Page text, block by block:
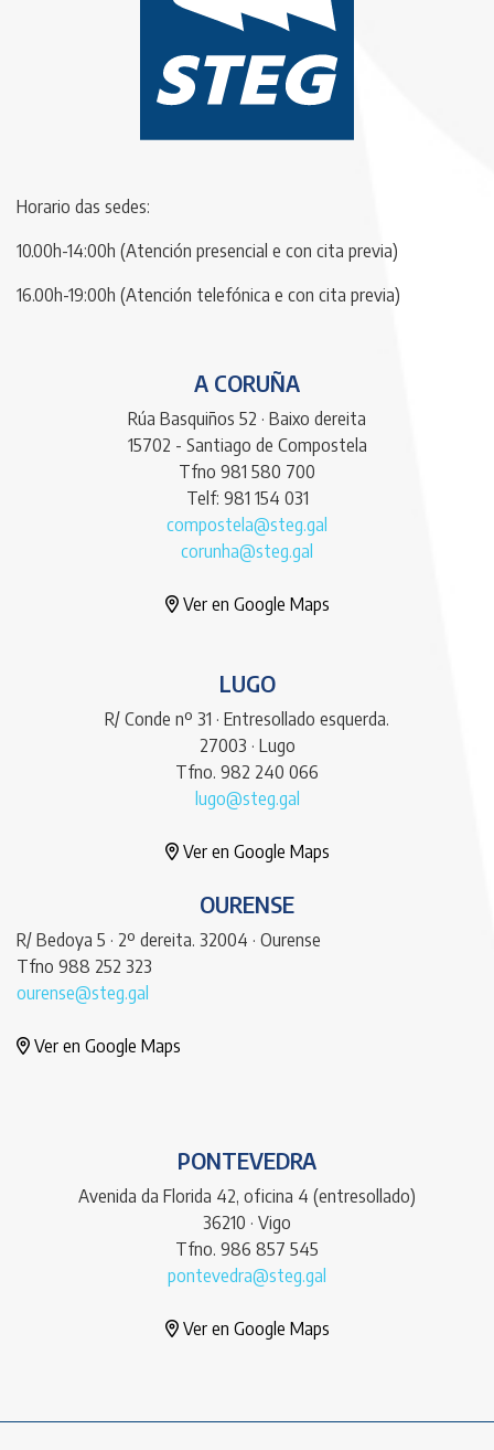
Horario das sedes:
10.00h-14:00h (Atención presencial e con cita previa)
16.00h-19:00h (Atención telefónica e con cita previa)
A CORUÑA
Rúa Basquiños 52 · Baixo dereita
15702 - Santiago de Compostela
Tfno 981 580 700
Telf: 981 154 031
compostela@steg.gal
corunha@steg.gal
Ver en Google Maps
LUGO
R/ Conde nº 31 · Entresollado esquerda.
27003 · Lugo
Tfno. 982 240 066
lugo@steg.gal
Ver en Google Maps
OURENSE
R/ Bedoya 5 · 2º dereita. 32004 · Ourense
Tfno 988 252 323
ourense@steg.gal
Ver en Google Maps
PONTEVEDRA
Avenida da Florida 42, oficina 4 (entresollado)
36210 · Vigo
Tfno. 986 857 545
pontevedra@steg.gal
Ver en Google Maps